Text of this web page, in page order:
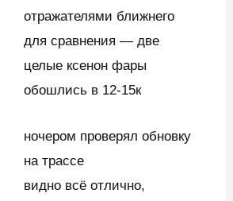
отражателями ближнего
для сравнения — две
целые ксенон фары
обошлись в 12-15к
ночером проверял обновку
на трассе
видно всё отлично,